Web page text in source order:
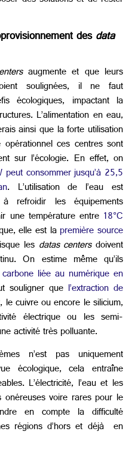
desdata
augmente et que leurs
soulignées, il ne faut
écologiques, impactant la
L’alimentation en eau,
ainsi que la forte utilisation
ces centres sont
sur l’écologie. En effet, on
peut consommer jusqu’à 25,5
. L’utilisation de l’eau est
à refroidir les équipements
une température entre 18°C
elle est lapremière source
les datas centersdoivent
On estime même qu’ils
liée au numérique en
souligner que l’extraction de
le cuivre ou encore le silicium,
électrique ou les semi-
activité très polluante.
n’est pas uniquement
écologique, cela entraîne
L’électricité, l’eau et les
voire rares pour le
en compte la difficulté
régions d’hors et déjà en